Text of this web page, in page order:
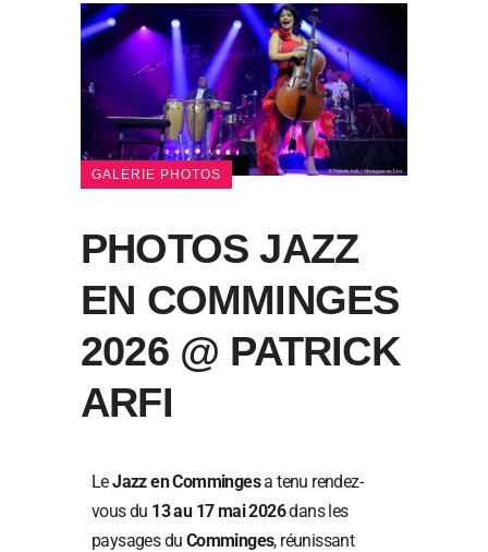
GALERIE PHOTOS
PHOTOS JAZZ
EN COMMINGES
2026 @ PATRICK
ARFI
LeJazz en Commingesa tenu rendez-
vous du 13 au 17 mai 2026dans les
paysages du Comminges, réunissant